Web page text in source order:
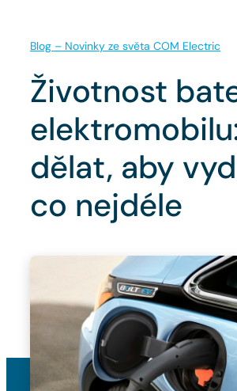
Blog – Novinky ze světa COM Electric
Životnost
dělat, aby
co nejdéle